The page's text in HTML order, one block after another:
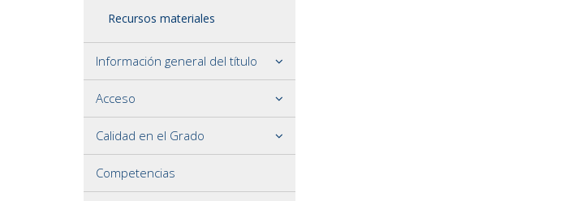
Recursos materiales
Información general del título
Acceso
Calidad en el Grado
Competencias